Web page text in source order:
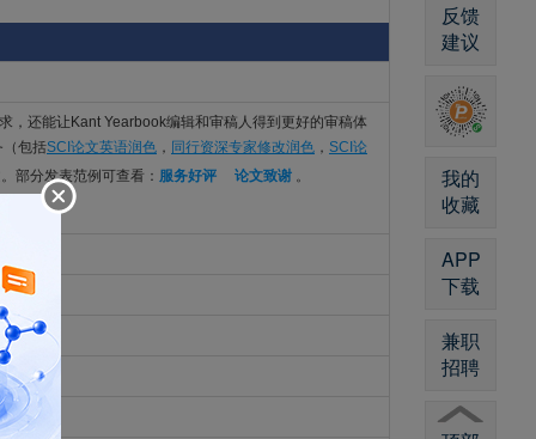
还能让Kant Yearbook编辑和审稿人得到更好的审稿体
（包括SCI论文英语润色 ， 同行资深专家修改润色 ， SCI论
部分发表范例可查看： 服务好评 论文致谢 。
反馈
建议
我的
收藏
APP
下载
兼职
招聘